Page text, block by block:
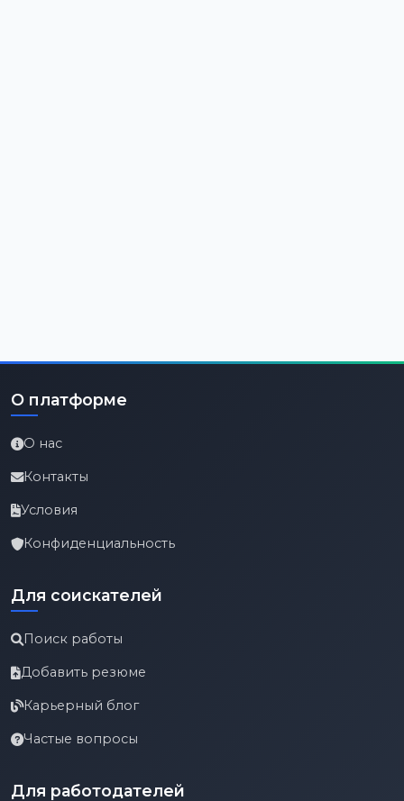
О платформе
О нас
Контакты
Условия
Конфиденциальность
Для соискателей
Поиск работы
Добавить резюме
Карьерный блог
Частые вопросы
Для работодателей